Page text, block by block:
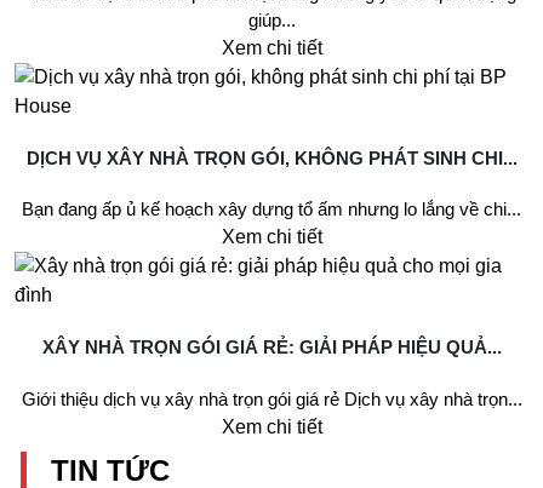
giúp...
Xem chi tiết
DỊCH VỤ XÂY NHÀ TRỌN GÓI, KHÔNG PHÁT SINH CHI...
Bạn đang ấp ủ kế hoạch xây dựng tổ ấm nhưng lo lắng về chi...
Xem chi tiết
XÂY NHÀ TRỌN GÓI GIÁ RẺ: GIẢI PHÁP HIỆU QUẢ...
Giới thiệu dịch vụ xây nhà trọn gói giá rẻ Dịch vụ xây nhà trọn...
Xem chi tiết
TIN TỨC